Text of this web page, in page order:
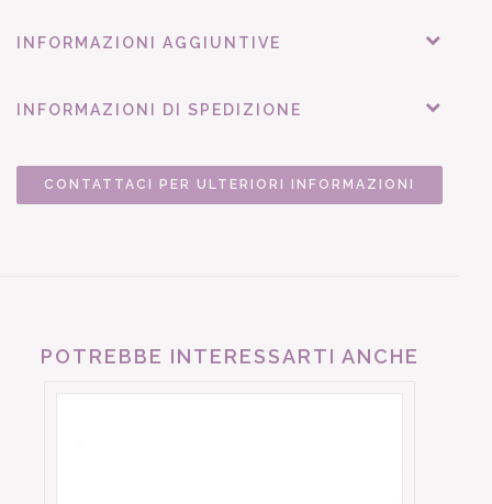
INFORMAZIONI AGGIUNTIVE
INFORMAZIONI DI SPEDIZIONE
CONTATTACI PER ULTERIORI INFORMAZIONI
POTREBBE INTERESSARTI ANCHE